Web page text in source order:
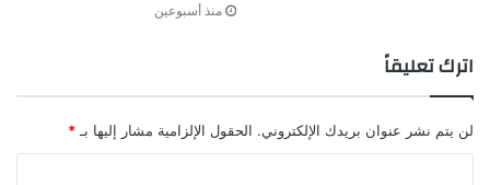
منذ أسبوعين
اترك تعليقاً
لن يتم نشر عنوان بريدك الإلكتروني. الحقول الإلزامية مشار إليها بـ *